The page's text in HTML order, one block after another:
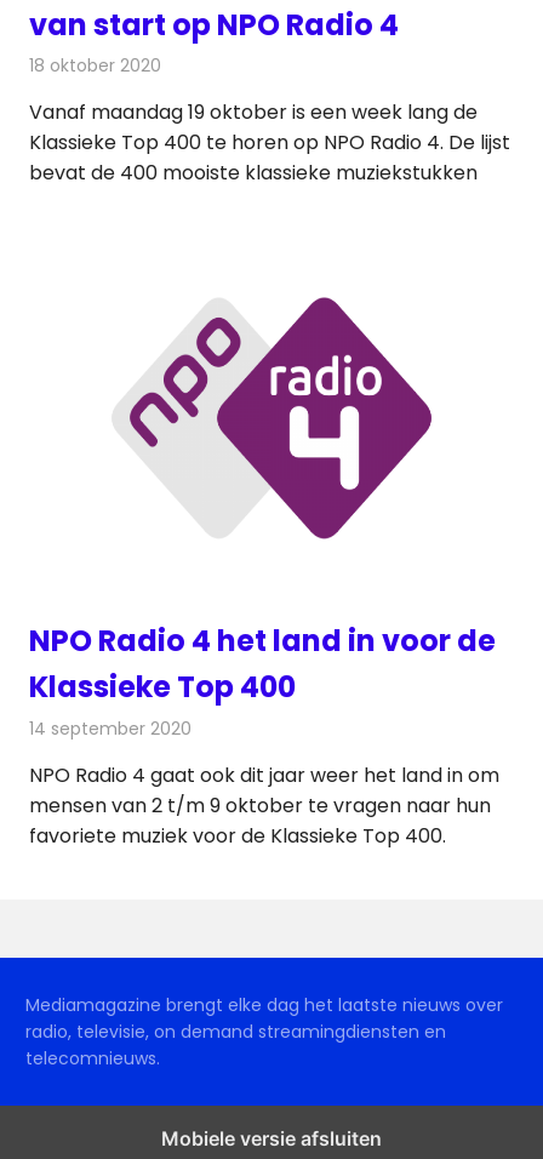
van start op NPO Radio 4
18 oktober 2020
Vanaf maandag 19 oktober is een week lang de
Klassieke Top 400 te horen op NPO Radio 4. De lijst
bevat de 400 mooiste klassieke muziekstukken
NPO Radio 4 het land in voor de
Klassieke Top 400
14 september 2020
NPO Radio 4 gaat ook dit jaar weer het land in om
mensen van 2 t/m 9 oktober te vragen naar hun
favoriete muziek voor de Klassieke Top 400.
Mediamagazine brengt elke dag het laatste nieuws over
radio, televisie, on demand streamingdiensten en
telecomnieuws.
Mobiele versie afsluiten